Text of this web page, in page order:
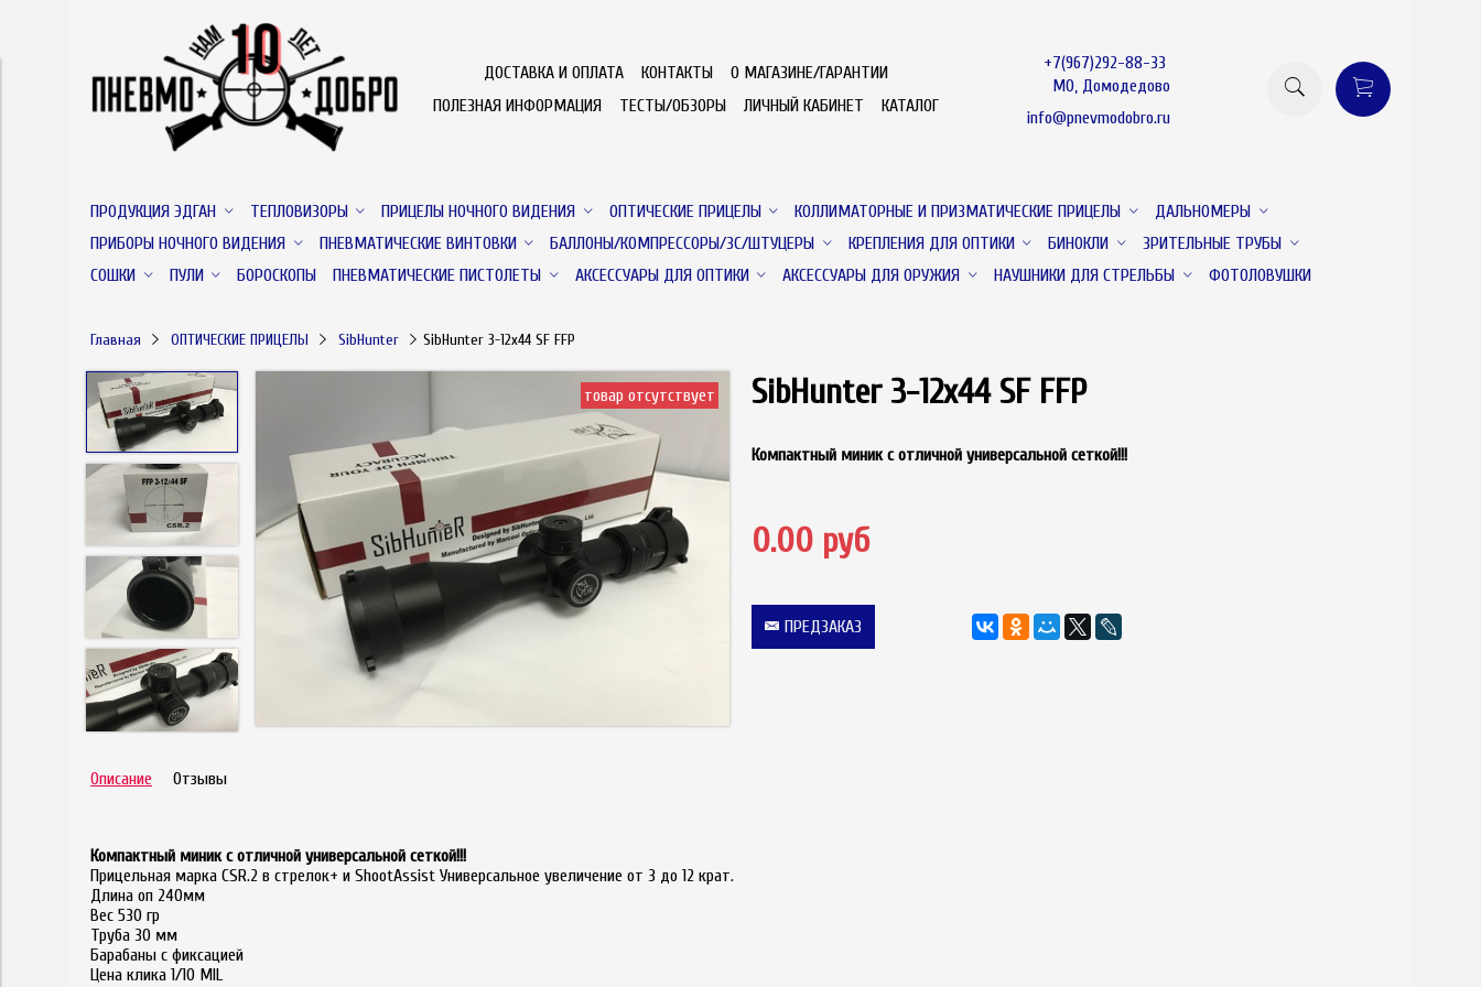
ДОСТАВКА И ОПЛАТА КОНТАКТЫ
О МАГАЗИНЕ/ГАРАНТИИ
ПОЛЕЗНАЯ ИНФОРМАЦИЯ
ТЕСТЫ/ОБЗОРЫ ЛИЧНЫЙ КАБИНЕТ КАТАЛОГ
+7(967)292-88-33
МО, Домодедово
info@pnevmodobro.ru
ПРОДУКЦИЯ ЭДГАН ТЕПЛОВИЗОРЫ ПРИЦЕЛЫ НОЧНОГО ВИДЕНИЯ ОПТИЧЕСКИЕ ПРИЦЕЛЫ КОЛЛИМАТОРНЫЕ И ПРИЗМАТИЧЕСКИЕ ПРИЦЕЛЫ
ДАЛЬНОМЕРЫ
ПРИБОРЫ НОЧНОГО ВИДЕНИЯ
ПНЕВМАТИЧЕСКИЕ ВИНТОВКИ БАЛЛОНЫ/КОМПРЕССОРЫ/ЗС/ШТУЦЕРЫ КРЕПЛЕНИЯ ДЛЯ ОПТИКИ БИНОКЛИ
ЗРИТЕЛЬНЫЕ ТРУБЫ
СОШКИ
ПУЛИ БОРОСКОПЫ ПНЕВМАТИЧЕСКИЕ ПИСТОЛЕТЫ АКСЕССУАРЫ ДЛЯ ОПТИКИ АКСЕССУАРЫ ДЛЯ ОРУЖИЯ НАУШНИКИ ДЛЯ СТРЕЛЬБЫ ФОТОЛОВУШКИ
Главная ОПТИЧЕСКИЕ ПРИЦЕЛЫ SibHunter SibHunter 3-12x44 SF FFP
товар отсутствует товар отсутствует
SibHunter 3-12x44 SF FFP
Компактный миник с отличной универсальной сеткой!!!
0.00 руб
ПРЕДЗАКАЗ
Описание Отзывы
Компактный миник с отличной универсальной сеткой!!!
Прицельная марка CSR.2 в стрелок+ и ShootAssist Универсальное увеличение от 3 до 12 крат.
Длина оп 240мм
Вес 530 гр
Труба 30 мм
Барабаны c фиксацией
Цена клика 1/10 MIL